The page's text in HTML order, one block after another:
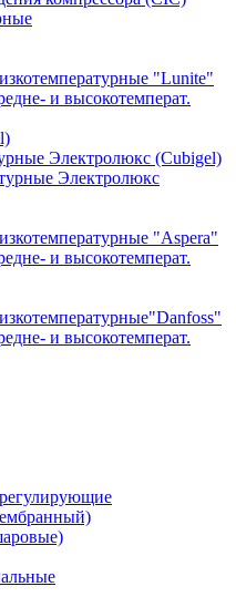
"Lunite"
и высокотемперат.
Электролюкс (Cubigel)
Электролюкс
"Aspera"
и высокотемперат.
и высокотемперат.